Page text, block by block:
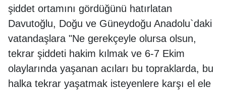
şiddet ortamını gördüğünü hatırlatan
Davutoğlu, Doğu ve Güneydoğu Anadolu`daki
vatandaşlara "Ne gerekçeyle olursa olsun,
tekrar şiddeti hakim kılmak ve 6-7 Ekim
olaylarında yaşanan acıları bu topraklarda, bu
halka tekrar yaşatmak isteyenlere karşı el ele